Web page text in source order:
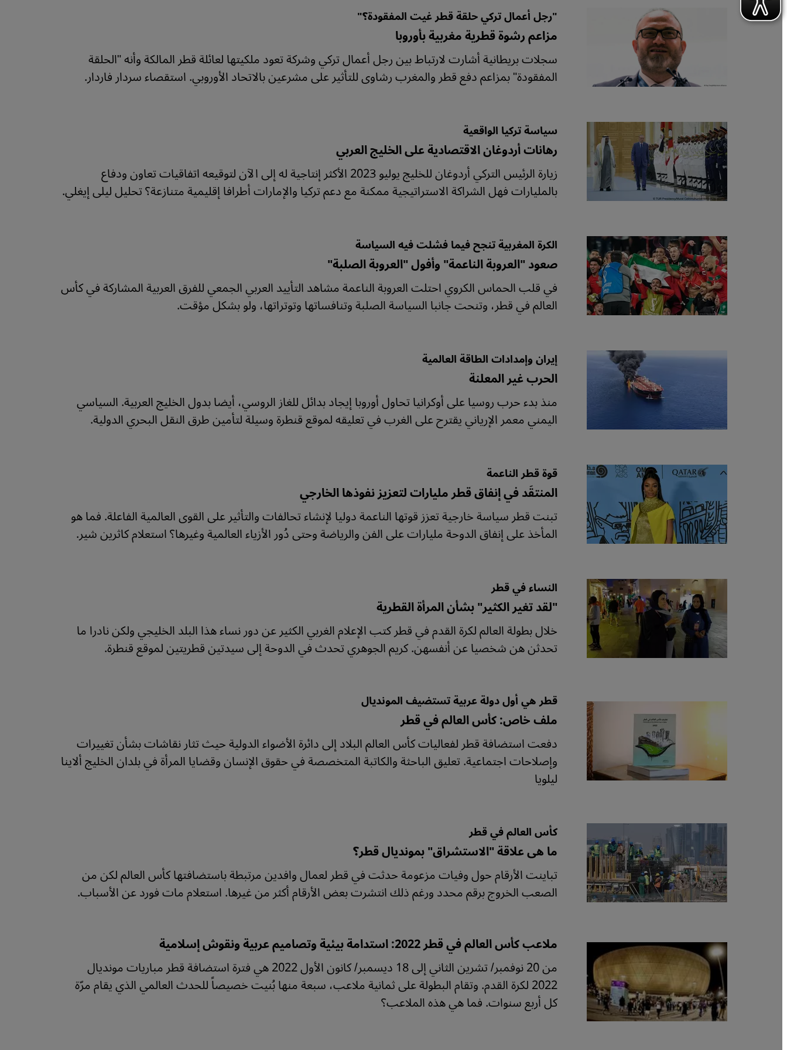
"رجل أعمال تركي حلقة قطر غيت المفقودة؟"
مزاعم رشوة قطرية مغربية بأوروبا
سجلات بريطانية أشارت لارتباط بين رجل أعمال تركي وشركة تعود ملكيتها لعائلة قطر المالكة وأنه "الحلقة
المفقودة" بمزاعم دفع قطر والمغرب رشاوى للتأثير على مشرعين بالاتحاد الأوروبي. استقصاء سردار فاردار.
سياسة تركيا الواقعية
رهانات أردوغان الاقتصادية على الخليج العربي
زيارة الرئيس التركي أردوغان للخليج يوليو 2023 الأكثر إنتاجية له إلى الآن لتوقيعه اتفاقيات تعاون ودفاع
بالمليارات فهل الشراكة الاستراتيجية ممكنة مع دعم تركيا والإمارات أطرافا إقليمية متنازعة؟ تحليل ليلى إيغلي.
الكرة المغربية تنجح فيما فشلت فيه السياسة
صعود "العروبة الناعمة" وأفول "العروبة الصلبة"
في قلب الحماس الكروي احتلت العروبة الناعمة مشاهد التأييد العربي الجمعي للفرق العربية المشاركة في كأس
العالم في قطر، وتنحت جانبا السياسة الصلبة وتنافساتها وتوتراتها، ولو بشكل مؤقت.
إيران وإمدادات الطاقة العالمية
الحرب غير المعلنة
منذ بدء حرب روسيا على أوكرانيا تحاول أوروبا إيجاد بدائل للغاز الروسي، أيضا بدول الخليج العربية. السياسي
اليمني معمر الإرياني يقترح على الغرب في تعليقه لموقع قنطرة وسيلة لتأمين طرق النقل البحري الدولية.
قوة قطر الناعمة
المنتقَد في إنفاق قطر مليارات لتعزيز نفوذها الخارجي
تبنت قطر سياسة خارجية تعزز قوتها الناعمة دوليا لإنشاء تحالفات والتأثير على القوى العالمية الفاعلة. فما هو
المأخذ على إنفاق الدوحة مليارات على الفن والرياضة وحتى دُور الأزياء العالمية وغيرها؟ استعلام كاثرين شير.
النساء في قطر
"لقد تغير الكثير" بشأن المرأة القطرية
خلال بطولة العالم لكرة القدم في قطر كتب الإعلام الغربي الكثير عن دور نساء هذا البلد الخليجي ولكن نادرا ما
تحدثن هن شخصيا عن أنفسهن. كريم الجوهري تحدث في الدوحة إلى سيدتين قطريتين لموقع قنطرة.
قطر هي أول دولة عربية تستضيف المونديال
ملف خاص: كأس العالم في قطر
دفعت استضافة قطر لفعاليات كأس العالم البلاد إلى دائرة الأضواء الدولية حيث تثار نقاشات بشأن تغييرات
وإصلاحات اجتماعية. تعليق الباحثة والكاتبة المتخصصة في حقوق الإنسان وقضايا المرأة في بلدان الخليج ألاينا
ليلويا
كأس العالم في قطر
ما هى علاقة "الاستشراق" بمونديال قطر؟
تباينت الأرقام حول وفيات مزعومة حدثت في قطر لعمال وافدين مرتبطة باستضافتها كأس العالم لكن من
الصعب الخروج برقم محدد ورغم ذلك انتشرت بعض الأرقام أكثر من غيرها. استعلام مات فورد عن الأسباب.
ملاعب كأس العالم في قطر 2022: استدامة بيئية وتصاميم عربية ونقوش إسلامية
من 20 نوفمبر/ تشرين الثاني إلى 18 ديسمبر/ كانون الأول 2022 هي فترة استضافة قطر مباريات مونديال
2022 لكرة القدم. وتقام البطولة على ثمانية ملاعب، سبعة منها بُنيت خصيصاً للحدث العالمي الذي يقام مرّة
كل أربع سنوات. فما هي هذه الملاعب؟